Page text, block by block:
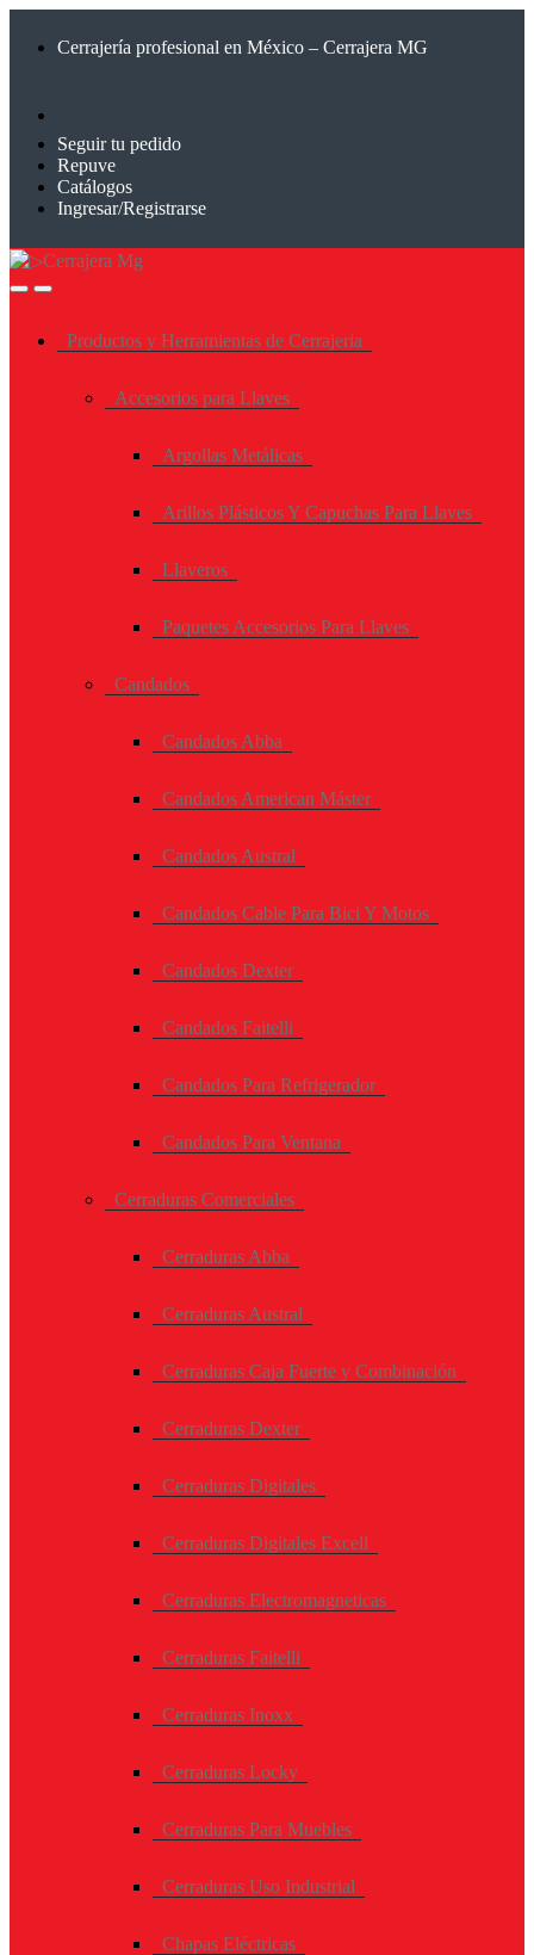
Cerrajería profesional en México – Cerrajera MG
Seguir tu pedido
Repuve
Catálogos
Ingresar/Registrarse
Productos y Herramientas de Cerrajeria
Accesorios para Llaves
Argollas Metálicas
Arillos Plásticos Y Capuchas Para Llaves
Llaveros
Paquetes Accesorios Para Llaves
Candados
Candados Abba
Candados American Máster
Candados Austral
Candados Cable Para Bici Y Motos
Candados Dexter
Candados Faitelli
Candados Para Refrigerador
Candados Para Ventana
Cerraduras Comerciales
Cerraduras Abba
Cerraduras Austral
Cerraduras Caja Fuerte y Combinación
Cerraduras Dexter
Cerraduras Digitales
Cerraduras Digitales Excell
Cerraduras Electromagneticas
Cerraduras Faitelli
Cerraduras Inoxx
Cerraduras Locky
Cerraduras Para Muebles
Cerraduras Uso Industrial
Chapas Eléctricas